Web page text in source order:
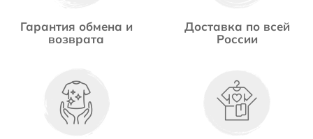
Гарантия обмена и
возврата
Доставка по всей
России